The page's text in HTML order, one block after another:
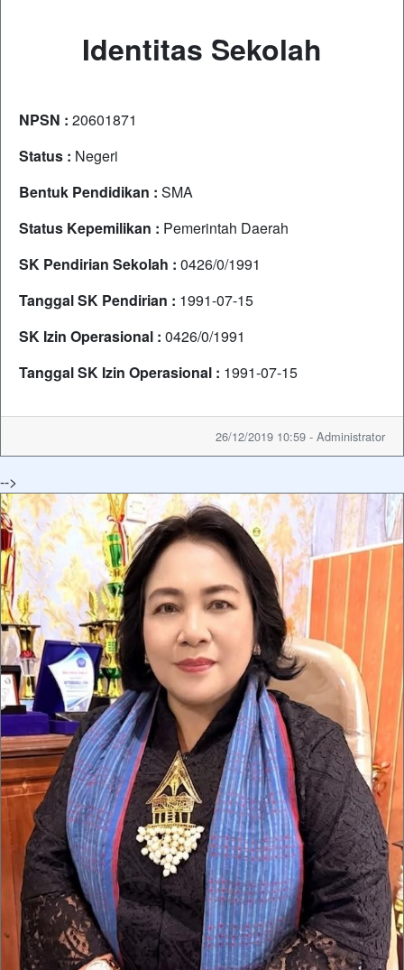
Identitas Sekolah
NPSN : 20601871
Status : Negeri
Bentuk Pendidikan : SMA
Status Kepemilikan : Pemerintah Daerah
SK Pendirian Sekolah : 0426/0/1991
Tanggal SK Pendirian : 1991-07-15
SK Izin Operasional : 0426/0/1991
Tanggal SK Izin Operasional : 1991-07-15
26/12/2019 10:59 - Administrator
-->